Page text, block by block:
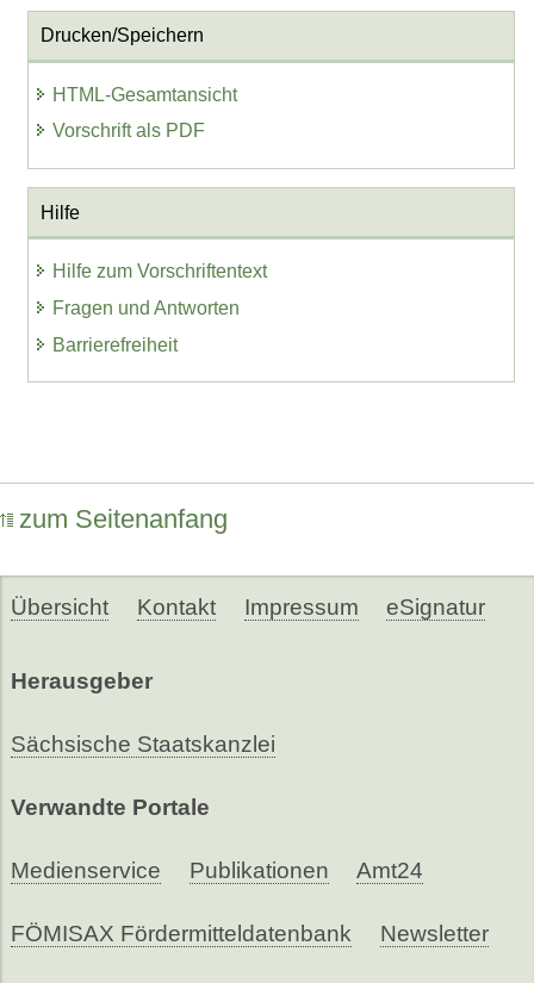
Drucken/Speichern
HTML-Gesamtansicht
Vorschrift als PDF
Hilfe
Hilfe zum Vorschriftentext
Fragen und Antworten
Barrierefreiheit
zum Seitenanfang
Übersicht Kontakt Impressum eSignatur
Herausgeber
Sächsische Staatskanzlei
Verwandte Portale
Medienservice Publikationen Amt24
FÖMISAX Fördermitteldatenbank Newsletter